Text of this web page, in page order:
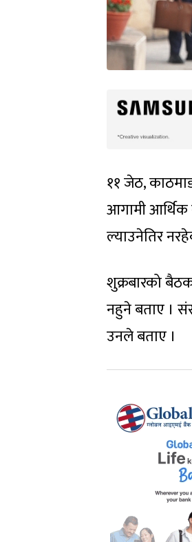
११ जेठ,
आगामी
ल्याउनेतिर
शुक्रबारको
नहुने बताए ।
उनले बताए ।